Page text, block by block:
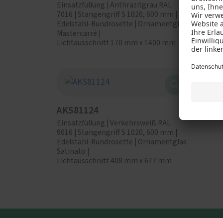
Einsatzfüllung | Anthrazitgrau RAL
7016 | Stangengriff S 1020, 600 mm |
Edelstahl-Rundrosette | Ornamentglas
Mastercarré |
Lichtausschnitt 170 mm x 1400 mm
9016 |
AKS81124
Einsatzfüllung | Verkehrsweiß RAL
9016 | Stangengriff S 1020, 600 mm |
Edelstahl-Rundrosette | Ornamentglas
Satinato |
Lichtausschnitt 408 mm x 677 mm